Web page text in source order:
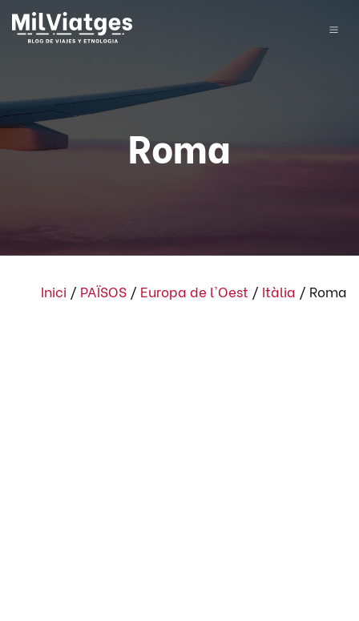
Roma
Inici / PAÏSOS / Europa de l'Oest / Itàlia / Roma